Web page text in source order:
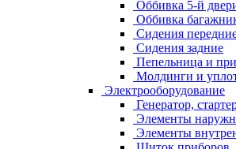
Оббивка 5-й
Оббивка
Сидения
Сидения задние
Пепельница и
Молдинги и
Электрооборудование
Генератор,
Элементы
Элементы